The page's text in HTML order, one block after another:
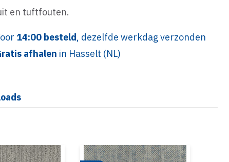
en tuftfouten.
14:00 besteld, dezelfde werkdag verzonden
afhalen in Hasselt (NL)